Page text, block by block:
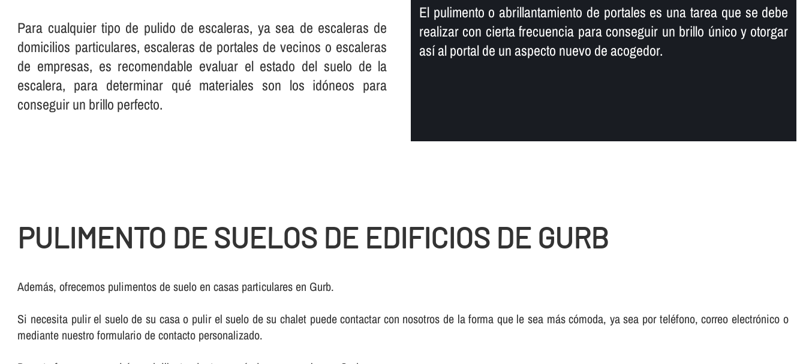
Para cualquier tipo de pulido de escaleras, ya sea de escaleras de
domicilios particulares, escaleras de portales de vecinos o escaleras
de empresas, es recomendable evaluar el estado del suelo de la
escalera, para determinar qué materiales son los idóneos para
conseguir un brillo perfecto.
El pulimento o abrillantamiento de portales es una tarea que se debe
realizar con cierta frecuencia para conseguir un brillo único y otorgar
así­ al portal de un aspecto nuevo de acogedor.
PULIMENTO DE SUELOS DE EDIFICIOS DE GURB
Además, ofrecemos pulimentos de suelo en casas particulares en Gurb.
Si necesita pulir el suelo de su casa o pulir el suelo de su chalet puede contactar con nosotros de la forma que le sea más cómoda, ya sea por teléfono, correo electrónico o
mediante nuestro formulario de contacto personalizado.